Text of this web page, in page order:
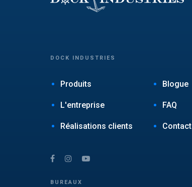
DOCK INDUSTRIES
Produits
L'entreprise
Réalisations clients
Blogue
FAQ
Contact
BUREAUX